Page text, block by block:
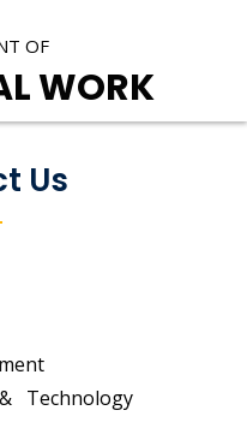
OF
WORK
Us
Technology